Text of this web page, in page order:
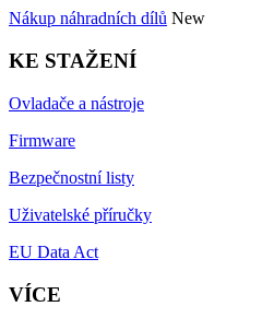
Nákup náhradních dílů New
KE STAŽENÍ
Ovladače a nástroje
Firmware
Bezpečnostní listy
Uživatelské příručky
EU Data Act
VÍCE